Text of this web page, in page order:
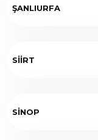
ŞANLIURFA
SİİRT
SİNOP